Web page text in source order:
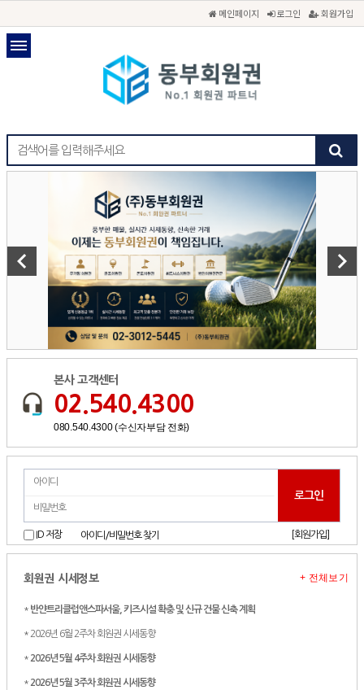
메인페이지 로그인 회원가입
keyboard_arrow_left keyboard_arrow_right
본사 고객센터
02.540.4300
080.540.4300 (수신자부담 전화)
ID 저장 아이디/비밀번호 찾기 [회원가입]
회원권 시세정보
* 반얀트리클럽앤스파서울, 키즈시설 확충 및 신규 건물 신축 계획
* 2026년 6월 2주차 회원권 시세동향
* 2026년 5월 4주차 회원권 시세동향
* 2026년 5월 3주차 회원권 시세동향
+ 전체보기